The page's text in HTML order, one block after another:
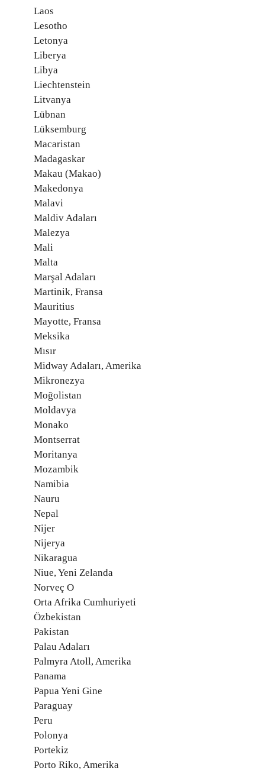
Laos
Lesotho
Letonya
Liberya
Libya
Liechtenstein
Litvanya
Lübnan
Lüksemburg
Macaristan
Madagaskar
Makau (Makao)
Makedonya
Malavi
Maldiv Adaları
Malezya
Mali
Malta
Marşal Adaları
Martinik, Fransa
Mauritius
Mayotte, Fransa
Meksika
Mısır
Midway Adaları, Amerika
Mikronezya
Moğolistan
Moldavya
Monako
Montserrat
Moritanya
Mozambik
Namibia
Nauru
Nepal
Nijer
Nijerya
Nikaragua
Niue, Yeni Zelanda
Norveç O
Orta Afrika Cumhuriyeti
Özbekistan
Pakistan
Palau Adaları
Palmyra Atoll, Amerika
Panama
Papua Yeni Gine
Paraguay
Peru
Polonya
Portekiz
Porto Riko, Amerika